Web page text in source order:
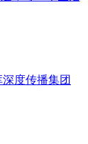
深度传播集团